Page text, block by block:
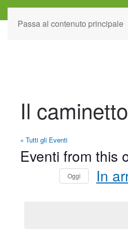
Passa al contenuto principale
Il caminetto
« Tutti gli Eventi
Eventi from this
Oggi In